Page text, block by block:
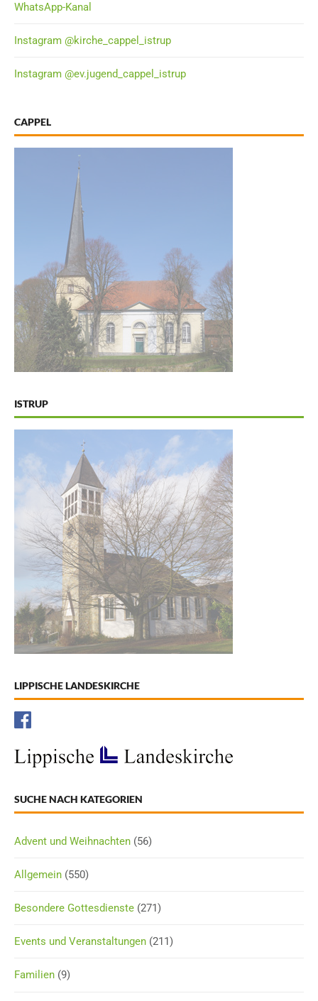
WhatsApp-Kanal
Instagram @kirche_cappel_istrup
Instagram @ev.jugend_cappel_istrup
CAPPEL
ISTRUP
LIPPISCHE LANDESKIRCHE
SUCHE NACH KATEGORIEN
Advent und Weihnachten (56)
Allgemein (550)
Besondere Gottesdienste (271)
Events und Veranstaltungen (211)
Familien (9)